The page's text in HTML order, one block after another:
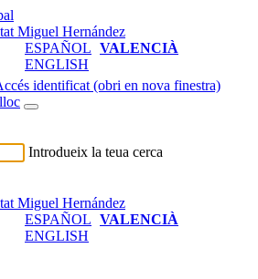
ESPAÑOL VALENCIÀ
ENGLISH
identificat (obri en nova finestra)
Introdueix la teua cerca
ESPAÑOL VALENCIÀ
ENGLISH